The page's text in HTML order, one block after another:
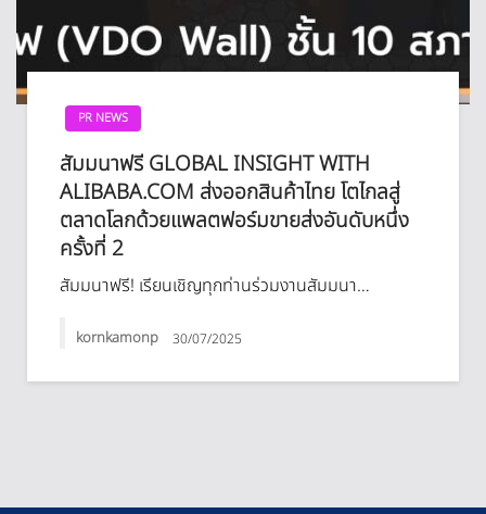
PR NEWS
สัมมนาฟรี GLOBAL INSIGHT WITH
ALIBABA.COM ส่งออกสินค้าไทย โตไกลสู่
ตลาดโลกด้วยแพลตฟอร์มขายส่งอันดับหนึ่ง
ครั้งที่ 2
สัมมนาฟรี! เรียนเชิญทุกท่านร่วมงานสัมมนา…
kornkamonp 30/07/2025